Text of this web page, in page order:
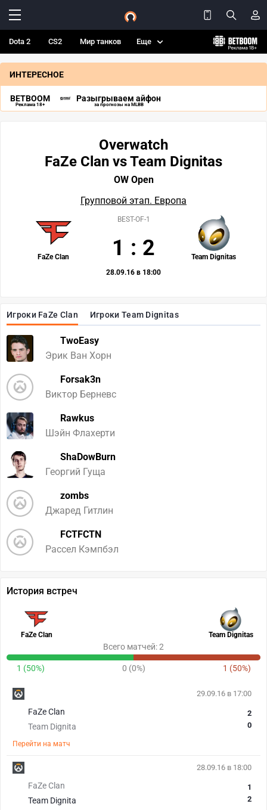
Dota 2 CS2 Мир танков Еще
ИНТЕРЕСНОЕ
BETBOOM
Реклама 18+
Разыгрываем айфон
за прогнозы на MLBB
Игроки FaZe Clan Игроки Team Dignitas
TwoEasy
Эрик Ван Хорн
Forsak3n
Виктор Берневс
Rawkus
Шэйн Флахерти
ShaDowBurn
Георгий Гуща
zombs
Джаред Гитлин
FCTFCTN
Рассел Кэмпбэл
Overwatch
FaZe Clan vs Team Dignitas
OW Open
Групповой этап. Европа
FaZe Clan Team Dignitas
BEST-OF-1
1 : 2
28.09.16 в 18:00
История встреч
FaZe Clan Team Dignitas
Всего матчей: 2
1 (50%) 0 (0%) 1 (50%)
29.09.16 в 17:00
FaZe Clan
Team Dignita
2
0
Перейти на матч
28.09.16 в 18:00
FaZe Clan
Team Dignita
1
2